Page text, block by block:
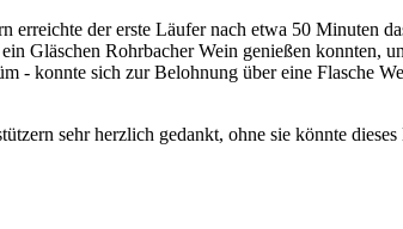
erreichte der erste Läufer nach etwa 50 Minuten
Gläschen Rohrbacher Wein genießen
- konnte sich zur Belohnung über eine Flasche
sehr herzlich gedankt, ohne sie könnte